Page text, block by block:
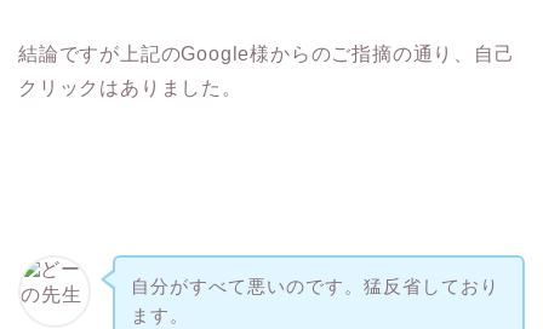
結論ですが上記のGoogle様からのご指摘の通り、自己
クリックはありました。
自分がすべて悪いのです。猛反省しており
ます。